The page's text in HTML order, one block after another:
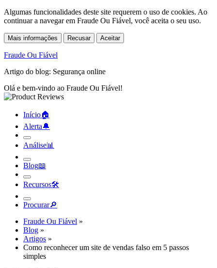
Algumas funcionalidades deste site requerem o uso de cookies. Ao
continuar a navegar em Fraude Ou Fiável, você aceita o seu uso.
Mais informações Recusar Aceitar
Fraude Ou Fiável
Artigo do blog: Segurança online
Olá e bem-vindo ao Fraude Ou Fiável!
Início🏠︎
Alerta🔔︎
Análise📊︎
Blog📖︎
Recursos🛠︎
Procurar🔎︎
Fraude Ou Fiável »
Blog »
Artigos »
Como reconhecer um site de vendas falso em 5 passos
simples